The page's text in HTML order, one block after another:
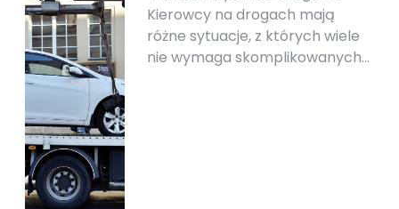
Kierowcy na drogach mają
różne sytuacje, z których wiele
nie wymaga skomplikowanych…